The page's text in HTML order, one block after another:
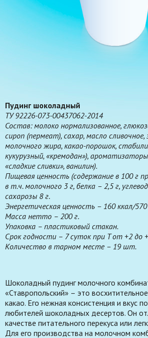
Пудинг шоколадный
ТУ 92226-073-00437062-2014
Состав: молоко нормализованное,
сироп (пермеат), сахар, масло
молочного жира, какао-порошок,
кукурузный, «кремодан»),
«сладкие сливки», ванилин).
Пищевая ценность (содержание в 100 г
в т.ч. молочного 3 г, белка – 2,5 г,
сахарозы 8 г.
Энергетическая ценность – 160 ккал/
Масса нетто – 200 г.
Упаковка – пластиковый стакан.
Срок годности – 7 суток при T от +2 до
Количество в тарном месте – 19 шт.
Шоколадный пудинг молочного
«Ставропольский» – это
какао. Его нежная консистенция и вкус
любителей шоколадных десертов. Он
качестве питательного перекуса или
Для его производства на молочном